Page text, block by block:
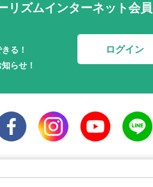
リズムインターネット会
る！
らせ！
ログイン